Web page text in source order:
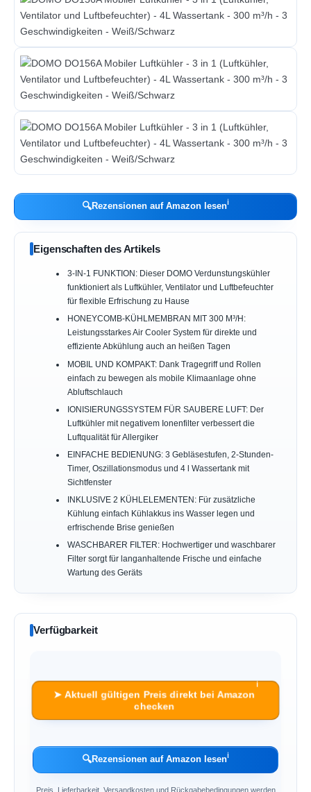
🔍Rezensionen auf Amazon lesenℹ︎
Eigenschaften des Artikels
3-IN-1 FUNKTION: Dieser DOMO Verdunstungskühler
funktioniert als Luftkühler, Ventilator und Luftbefeuchter
für flexible Erfrischung zu Hause
HONEYCOMB-KÜHLMEMBRAN MIT 300 M³/H:
Leistungsstarkes Air Cooler System für direkte und
effiziente Abkühlung auch an heißen Tagen
MOBIL UND KOMPAKT: Dank Tragegriff und Rollen
einfach zu bewegen als mobile Klimaanlage ohne
Abluftschlauch
IONISIERUNGSSYSTEM FÜR SAUBERE LUFT: Der
Luftkühler mit negativem Ionenfilter verbessert die
Luftqualität für Allergiker
EINFACHE BEDIENUNG: 3 Gebläsestufen, 2-Stunden-
Timer, Oszillationsmodus und 4 l Wassertank mit
Sichtfenster
INKLUSIVE 2 KÜHLELEMENTEN: Für zusätzliche
Kühlung einfach Kühlakkus ins Wasser legen und
erfrischende Brise genießen
WASCHBARER FILTER: Hochwertiger und waschbarer
Filter sorgt für langanhaltende Frische und einfache
Wartung des Geräts
Verfügbarkeit
➤ Aktuell gültigen Preis direkt bei Amazon
checken
ℹ︎
🔍Rezensionen auf Amazon lesenℹ︎
Preis, Lieferbarkeit, Versandkosten und Rückgabebedingungen werden